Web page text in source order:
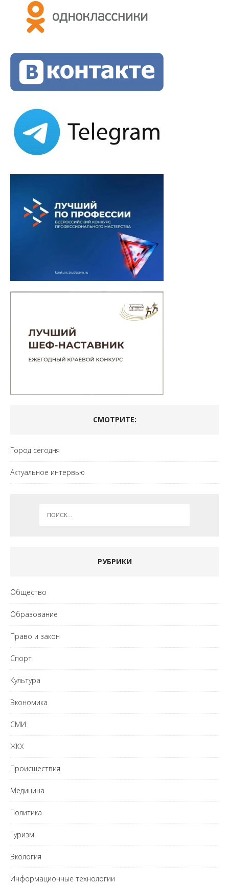
СМОТРИТЕ:
Город сегодня
Актуальное интервью
РУБРИКИ
Общество
Образование
Право и закон
Спорт
Культура
Экономика
СМИ
ЖКХ
Происшествия
Медицина
Политика
Туризм
Экология
Информационные технологии